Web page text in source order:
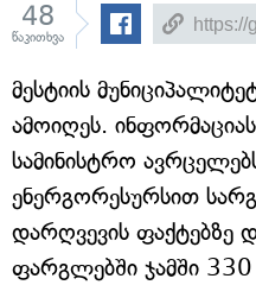
48
წაკითხვა
მესტიის
ამოიღეს. ინფორმაციას
სამინისტრო
ენერგორესურსით
დარღვევის ფაქტებზე
ფარგლებში ჯამში 330